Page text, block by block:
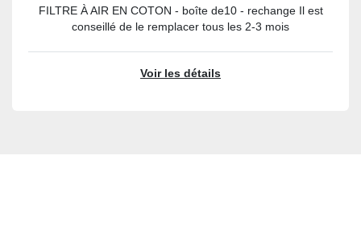
FILTRE À AIR EN COTON - boîte de10 - rechange Il est
conseillé de le remplacer tous les 2-3 mois
Voir les détails